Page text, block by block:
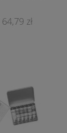
64,79 zł